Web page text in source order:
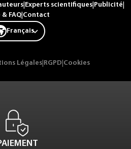
Experts scientifiques Publicité
FAQ| Contact
Français
Légales RGPD Cookies